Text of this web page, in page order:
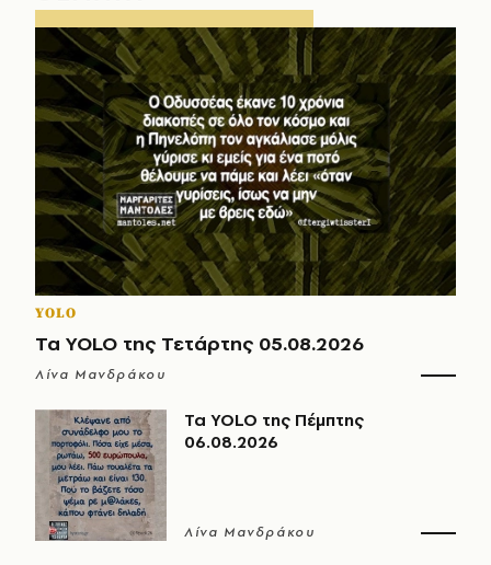
YOLO
Τα YOLO της Τετάρτης 05.08.2026
Λίνα Μανδράκου
Τα YOLO της Πέμπτης
06.08.2026
Λίνα Μανδράκου